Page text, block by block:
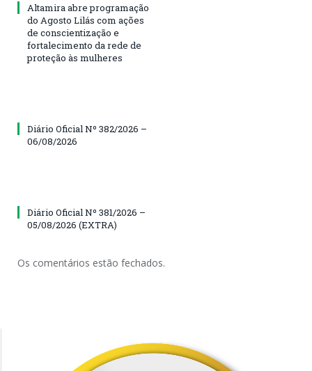
Altamira abre programação
do Agosto Lilás com ações
de conscientização e
fortalecimento da rede de
proteção às mulheres
Diário Oficial Nº 382/2026 –
06/08/2026
Diário Oficial Nº 381/2026 –
05/08/2026 (EXTRA)
Os comentários estão fechados.